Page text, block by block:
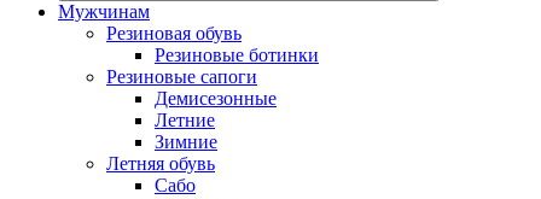
Мужчинам
Резиновая обувь
Резиновые ботинки
Резиновые сапоги
Демисезонные
Летние
Зимние
Летняя обувь
Сабо